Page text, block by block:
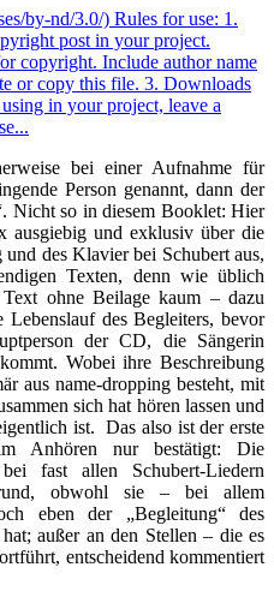
bei einer Aufnahme für
Person genannt, dann der
Nicht so in diesem Booklet: Hier
ausgiebig und exklusiv über die
des Klavier bei Schubert aus,
Texten, denn wie üblich
Text ohne Beilage kaum – dazu
des Begleiters, bevor
der CD, die Sängerin
Wobei ihre Beschreibung
aus name-dropping besteht, mit
sich hat hören lassen und
ist. Das also ist der erste
Anhören nur bestätigt: Die
fast allen Schubert-Liedern
obwohl sie – bei allem
eben der „Begleitung“ des
außer an den Stellen – die es
entscheidend kommentiert